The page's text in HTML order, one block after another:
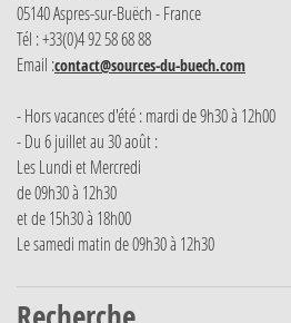
05140 Aspres-sur-Buëch - France
Tél : +33(0)4 92 58 68 88
Email :contact@sources-du-buech.com
- Hors vacances d'été : mardi de 9h30 à 12h00
- Du 6 juillet au 30 août :
Les Lundi et Mercredi
de 09h30 à 12h30
et de 15h30 à 18h00
Le samedi matin de 09h30 à 12h30